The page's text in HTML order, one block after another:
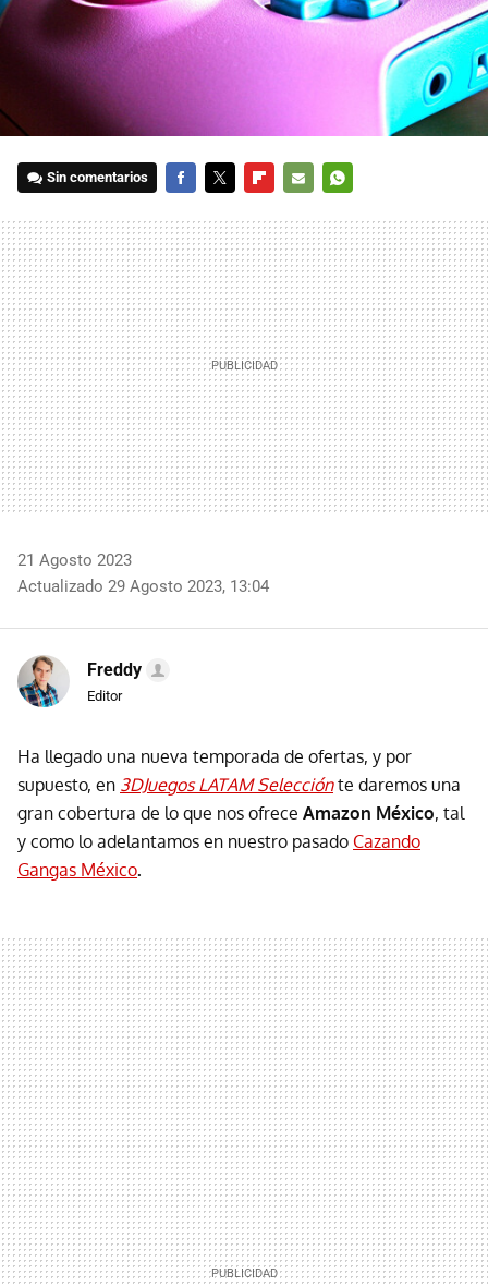
Sin comentarios
MAIL
21 Agosto 2023
Actualizado 29 Agosto 2023, 13:04
Freddy
Editor
Ha llegado una nueva temporada de ofertas, y por
supuesto, en 3DJuegos LATAM Selecciónte daremos una
gran cobertura de lo que nos ofrece Amazon México, tal
y como lo adelantamos en nuestro pasado Cazando
Gangas México.